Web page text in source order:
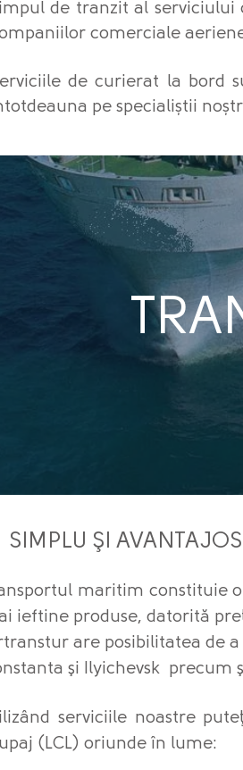
de tranzit al
comerciale
de curierat la bord
pe specialiștii
SIMPLU ŞI
maritim constituie
ieftine produse, datorită
are posibilitatea de
şi Ilyichevsk precum
serviciile noastre
(LCL) oriunde în lume: